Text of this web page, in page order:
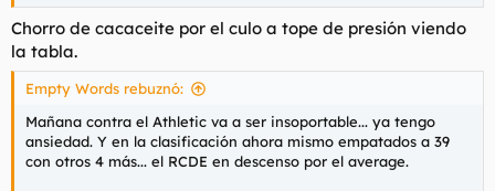
Chorro de cacaceite por el culo a tope de presión viendo
la tabla.
Empty Words rebuznó:
Mañana contra el Athletic va a ser insoportable... ya tengo
ansiedad. Y en la clasificación ahora mismo empatados a 39
con otros 4 más... el RCDE en descenso por el average.